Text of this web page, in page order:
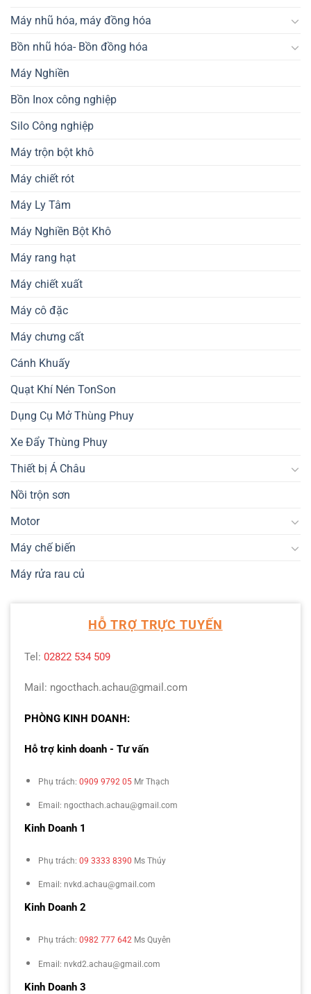
Máy nhũ hóa, máy đồng hóa
Bồn nhũ hóa- Bồn đồng hóa
Máy Nghiền
Bồn Inox công nghiệp
Silo Công nghiệp
Máy trộn bột khô
Máy chiết rót
Máy Ly Tâm
Máy Nghiền Bột Khô
Máy rang hạt
Máy chiết xuất
Máy cô đặc
Máy chưng cất
Cánh Khuấy
Quạt Khí Nén TonSon
Dụng Cụ Mở Thùng Phuy
Xe Đẩy Thùng Phuy
Thiết bị Á Châu
Nồi trộn sơn
Motor
Máy chế biến
Máy rửa rau củ
HỖ TRỢ TRỰC TUYẾN
Tel: 02822 534 509
Mail: ngocthach.achau@gmail.com
PHÒNG KINH DOANH:
Hỗ trợ kinh doanh - Tư vấn
Phụ trách: 0909 9792 05 Mr Thạch
Email: ngocthach.achau@gmail.com
Kinh Doanh 1
Phụ trách: 09 3333 8390 Ms Thúy
Email: nvkd.achau@gmail.com
Kinh Doanh 2
Phụ trách: 0982 777 642 Ms Quyên
Email: nvkd2.achau@gmail.com
Kinh Doanh 3